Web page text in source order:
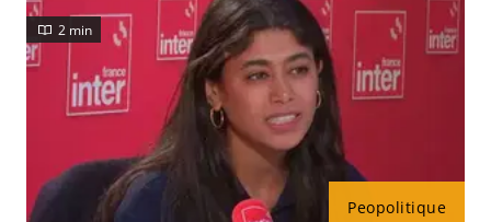
Peopolitique
2 min